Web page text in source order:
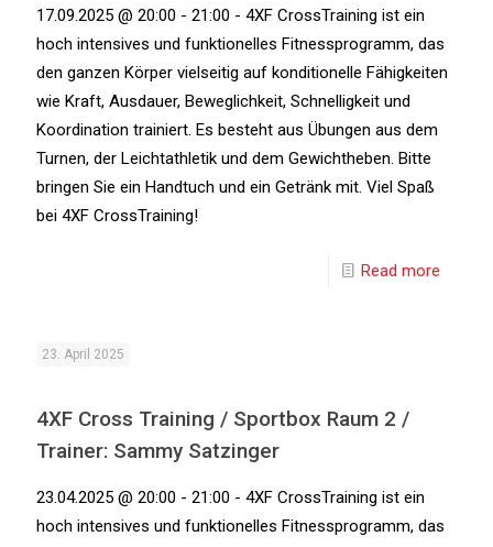
17.09.2025 @ 20:00 - 21:00 - 4XF CrossTraining ist ein
hoch intensives und funktionelles Fitnessprogramm, das
den ganzen Körper vielseitig auf konditionelle Fähigkeiten
wie Kraft, Ausdauer, Beweglichkeit, Schnelligkeit und
Koordination trainiert. Es besteht aus Übungen aus dem
Turnen, der Leichtathletik und dem Gewichtheben. Bitte
bringen Sie ein Handtuch und ein Getränk mit. Viel Spaß
bei 4XF CrossTraining!
Read more
23. April 2025
4XF Cross Training / Sportbox Raum 2 /
Trainer: Sammy Satzinger
23.04.2025 @ 20:00 - 21:00 - 4XF CrossTraining ist ein
hoch intensives und funktionelles Fitnessprogramm, das